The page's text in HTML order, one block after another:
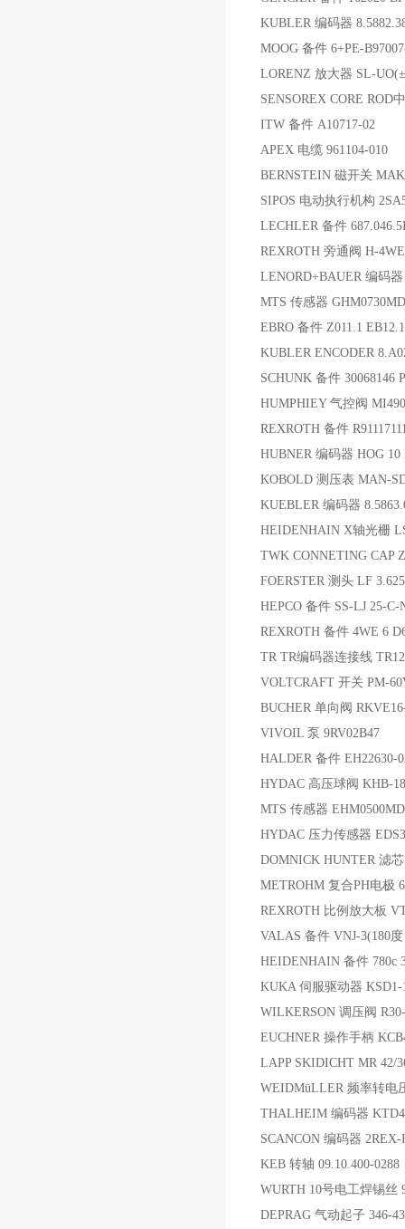
KUBLER 编码器
MOOG 备件 6+PE-
LORENZ 放大器 SL-
SENSOREX CORE ROD
ITW 备件 A10717-02
APEX 电缆 961104-010
BERNSTEIN 磁开关
SIPOS 电动执行机构
LECHLER 备件
REXROTH 旁通阀 H-
LENORD+BAUER 编码器
MTS 传感器
EBRO 备件 Z011.1
KUBLER ENCODER
SCHUNK 备件 30068146
HUMPHIEY 气控阀
REXROTH 备件
HUBNER 编码器 HOG
KOBOLD 测压表 MAN-
KUEBLER 编码器
HEIDENHAIN X轴光栅
TWK CONNETING CAP
FOERSTER 测头 LF
HEPCO 备件 SS-LJ 25-C-
REXROTH 备件 4WE 6
TR TR编码器连接线
VOLTCRAFT 开关 PM-
BUCHER 单向阀
VIVOIL 泵 9RV02B47
HALDER 备件 EH22630-
HYDAC 高压球阀 KHB-
MTS 传感器
HYDAC 压力传感器
DOMNICK HUNTER 滤
METROHM 复合PH电极
REXROTH 比例放大板
VALAS 备件 VNJ-3(180
HEIDENHAIN 备件 780c
KUKA 伺服驱动器 KSD1-
WILKERSON 调压阀
EUCHNER 操作手柄
LAPP SKIDICHT MR 42/
WEIDMüLLER 频率转电
THALHEIM 编码器
SCANCON 编码器
KEB 转轴 09.10.400-0288
WURTH 10号电工焊锡丝
DEPRAG 气动起子 346-